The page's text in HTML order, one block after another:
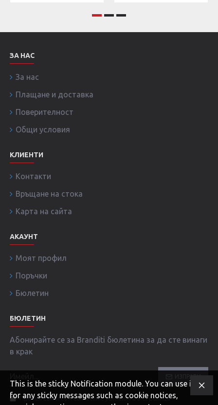
ЗА НАС
За нас
Плащане и доставка
Поверителност
Общи условия
КЛИЕНТИ
Контакти
Връщане на стока
Карта на сайта
АКАУНТ
Моят профил
Поръчки
Бюлетин
БЮЛЕТИН
Абонирайте се за Branditi бюлетина за да сте винаги
в крак
ИЗПРАТИ
Прочел съм и съм съгласен с условията в страница
This is the sticky Notification module. You can use it
for any sticky messages such as cookie notices,